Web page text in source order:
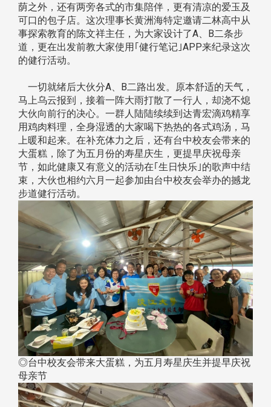
荫之外，还有两旁各式的市集陪伴，更有清凉的爱玉及
可口的包子店。这次理事长黄洲海特定邀请二林高中从
事探索教育的陈文祥主任，为大家设计了A、B二条步
道，更在出发前教大家使用｢健行笔记｣APP来纪录这次
的健行活动。
一切就绪后大伙分A、B二路出发。原本舒适的天气，
马上乌云报到，接着一阵大雨打散了一行人，却浇不熄
大伙向前行的决心。一群人陆陆续续到达青宏滴鸡精享
用鸡肉料理，全身湿透的大家喝下热热的各式鸡汤，马
上暖和起来。在补充体力之后，还有台中校友会带来的
大蛋糕，除了为五月份的寿星庆生，更提早庆祝母亲
节，如此健康又有意义的活动在｢生日快乐｣的歌声中结
束，大伙也相约六月一起参加由台中校友会举办的撼龙
步道健行活动。
◎台中校友会带来大蛋糕，为五月寿星庆生并提早庆祝
母亲节